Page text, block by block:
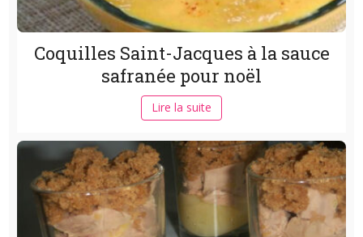
Coquilles Saint-Jacques à la sauce
safranée pour noël
Lire la suite